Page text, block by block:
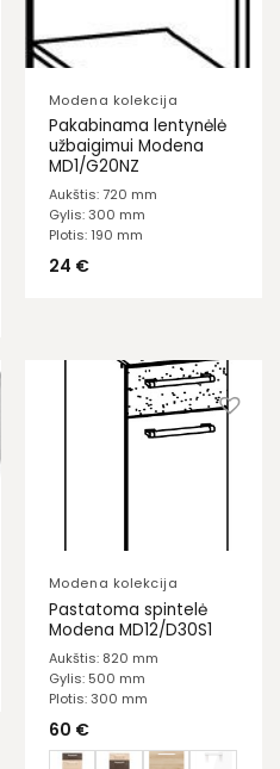
Modena kolekcija
Pakabinama lentynėlė
užbaigimui Modena
MD1/G20NZ
Aukštis: 720 mm
Gylis: 300 mm
Plotis: 190 mm
24 €
Modena kolekcija
Pastatoma spintelė
Modena MD12/D30S1
Aukštis: 820 mm
Gylis: 500 mm
Plotis: 300 mm
60 €